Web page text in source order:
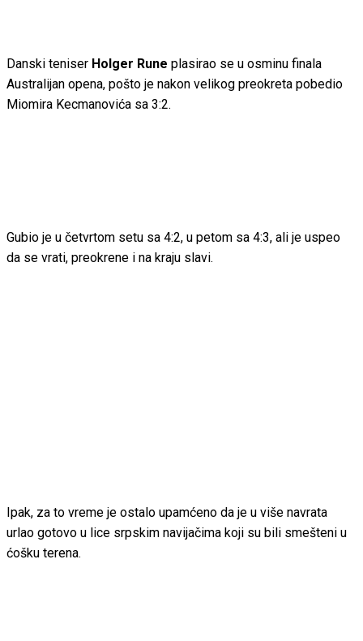
Danski teniser Holger Rune plasirao se u osminu finala
Australijan opena, pošto je nakon velikog preokreta pobedio
Miomira Kecmanovića sa 3:2.
Gubio je u četvrtom setu sa 4:2, u petom sa 4:3, ali je uspeo
da se vrati, preokrene i na kraju slavi.
Ipak, za to vreme je ostalo upamćeno da je u više navrata
urlao gotovo u lice srpskim navijačima koji su bili smešteni u
ćošku terena.